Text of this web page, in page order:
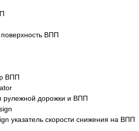
ВПП
ВПП
рулежной дорожки и ВПП
указатель скорости снижения на ВПП